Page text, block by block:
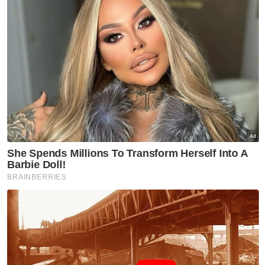
Muat turun aplikasi Sinar Harian.Klik di sini!
Keselamatan
Jenayah
PDRM
Artikel Disyorkan